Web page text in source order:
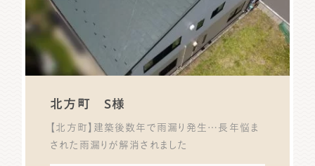
北方町 S様
【北方町】建築後数年で雨漏り発生…長年悩ま
された雨漏りが解消されました